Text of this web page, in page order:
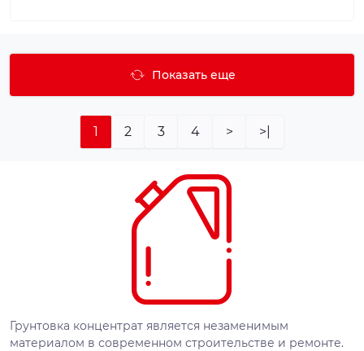
Показать еще
1 2 3 4 > >|
Грунтовка концентрат является незаменимым
материалом в современном строительстве и ремонте.